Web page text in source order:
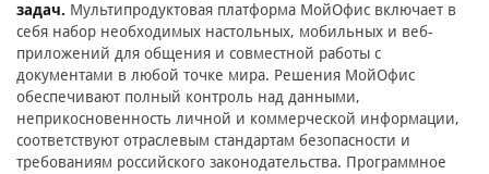
задач. Мультипродуктовая платформа МойОфис включает в
себя набор необходимых настольных, мобильных и веб-
приложений для общения и совместной работы с
документами в любой точке мира. Решения МойОфис
обеспечивают полный контроль над данными,
неприкосновенность личной и коммерческой информации,
соответствуют отраслевым стандартам безопасности и
требованиям российского законодательства. Программное